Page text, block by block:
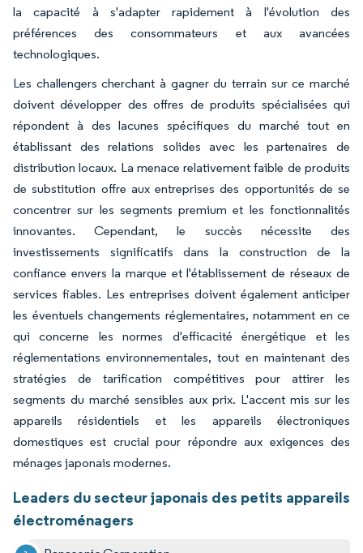
la capacité à s'adapter rapidement à l'évolution des
préférences des consommateurs et aux avancées
technologiques.
Les challengers cherchant à gagner du terrain sur ce marché
doivent développer des offres de produits spécialisées qui
répondent à des lacunes spécifiques du marché tout en
établissant des relations solides avec les partenaires de
distribution locaux. La menace relativement faible de produits
de substitution offre aux entreprises des opportunités de se
concentrer sur les segments premium et les fonctionnalités
innovantes. Cependant, le succès nécessite des
investissements significatifs dans la construction de la
confiance envers la marque et l'établissement de réseaux de
services fiables. Les entreprises doivent également anticiper
les éventuels changements réglementaires, notamment en ce
qui concerne les normes d'efficacité énergétique et les
réglementations environnementales, tout en maintenant des
stratégies de tarification compétitives pour attirer les
segments du marché sensibles aux prix. L'accent mis sur les
appareils résidentiels et les appareils électroniques
domestiques est crucial pour répondre aux exigences des
ménages japonais modernes.
Leaders du secteur japonais des petits appareils
électroménagers